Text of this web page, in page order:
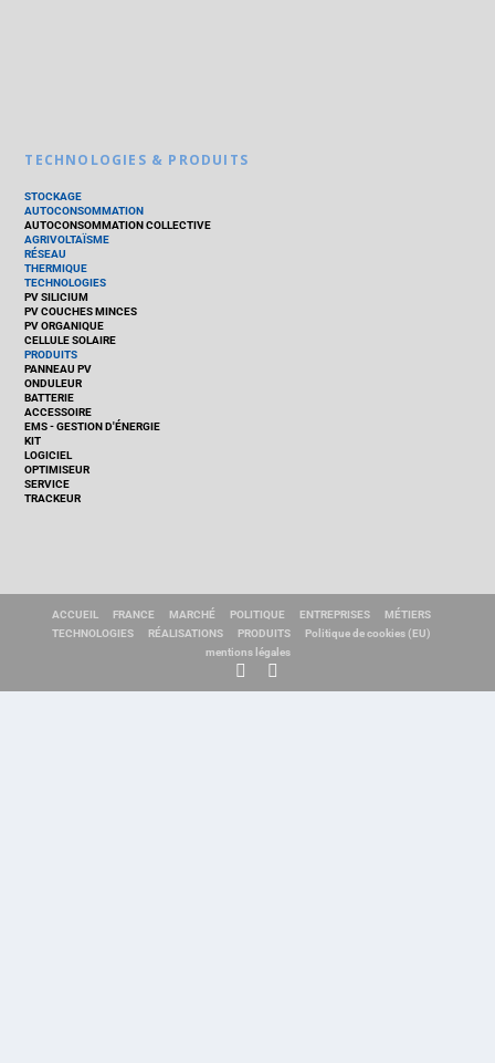
TECHNOLOGIES & PRODUITS
STOCKAGE
AUTOCONSOMMATION
AUTOCONSOMMATION COLLECTIVE
AGRIVOLTAÏSME
RÉSEAU
THERMIQUE
TECHNOLOGIES
PV SILICIUM
PV COUCHES MINCES
PV ORGANIQUE
CELLULE SOLAIRE
PRODUITS
PANNEAU PV
ONDULEUR
BATTERIE
ACCESSOIRE
EMS - GESTION D'ÉNERGIE
KIT
LOGICIEL
OPTIMISEUR
SERVICE
TRACKEUR
ACCUEIL FRANCE MARCHÉ POLITIQUE ENTREPRISES
MÉTIERS
TECHNOLOGIES
RÉALISATIONS PRODUITS
Politique de cookies (EU)
mentions légales